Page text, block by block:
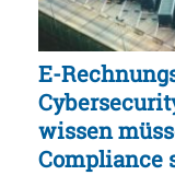
E-
wissen
Compliance